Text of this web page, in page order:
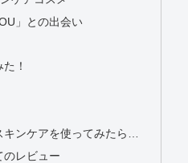
」との出会い
！
ンケアを使ってみたら…
のレビュー